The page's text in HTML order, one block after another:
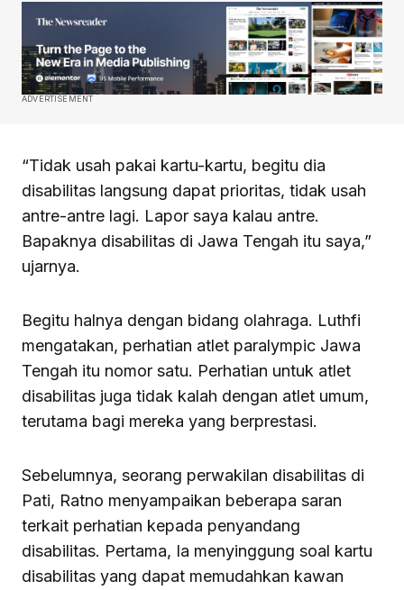
ADVERTISEMENT
“Tidak usah pakai kartu-kartu, begitu dia
disabilitas langsung dapat prioritas, tidak usah
antre-antre lagi. Lapor saya kalau antre.
Bapaknya disabilitas di Jawa Tengah itu saya,”
ujarnya.
Begitu halnya dengan bidang olahraga. Luthfi
mengatakan, perhatian atlet paralympic Jawa
Tengah itu nomor satu. Perhatian untuk atlet
disabilitas juga tidak kalah dengan atlet umum,
terutama bagi mereka yang berprestasi.
Sebelumnya, seorang perwakilan disabilitas di
Pati, Ratno menyampaikan beberapa saran
terkait perhatian kepada penyandang
disabilitas. Pertama, Ia menyinggung soal kartu
disabilitas yang dapat memudahkan kawan